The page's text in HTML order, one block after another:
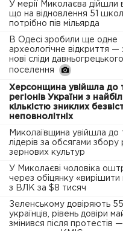
У мерії Миколаєва дійшли
що на відновлення 51
потрібно пів мільярда
В Одесі зробили ще одне
археологічне відкриття —
нові сліди давньогрецького
поселення
Херсонщина увійшла до
регіонів України з
кількістю зниклих
неповнолітніх
Миколаївщина увійшла до
лідерів за обсягами збору
зернових культур
У Миколаєві чоловіка
через обіцянку «вирішити
з ВЛК за $8 тисяч
Зеленському довіряють
українців, рівень довіри
змінився після протестів —